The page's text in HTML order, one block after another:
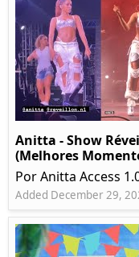
Anitta - Show
(Melhores
Por Anitta Access
Added December 29,